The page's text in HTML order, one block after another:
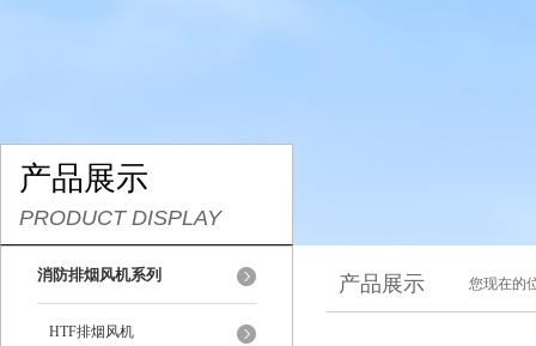
产品展示
PRODUCT DISPLAY
消防排烟风机系列
HTF排烟风机
产品展示 您现在的